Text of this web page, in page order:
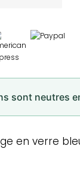
sont neutres
en verre